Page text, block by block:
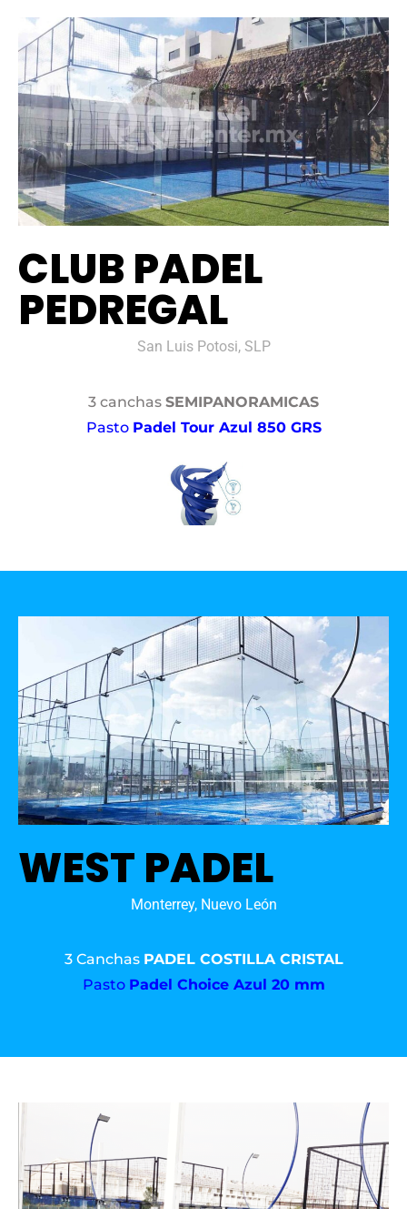
CLUB PADEL
PEDREGAL
San Luis Potosi, SLP
3 canchas SEMIPANORAMICAS
Pasto Padel Tour Azul 850 GRS
WEST PADEL
Monterrey, Nuevo León
3 Canchas PADEL COSTILLA CRISTAL
Pasto Padel Choice Azul 20 mm